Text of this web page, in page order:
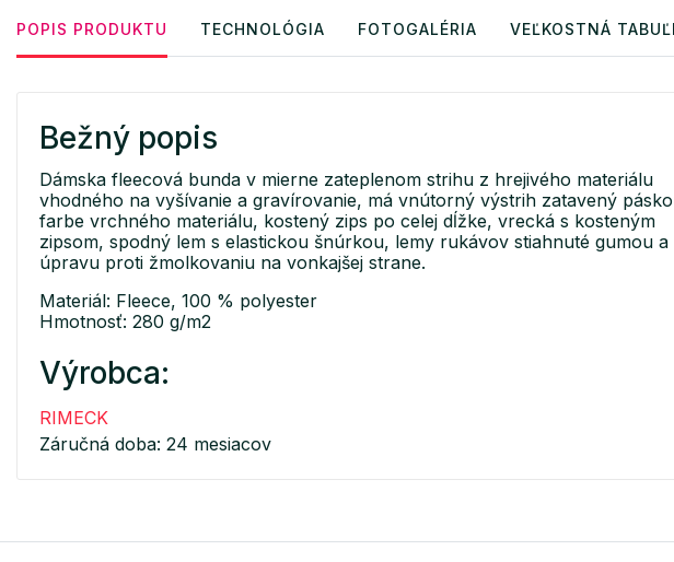
POPIS PRODUKTU TECHNOLÓGIA FOTOGALÉRIA VEĽKOSTNÁ
Bežný popis
Dámska fleecová bunda v mierne zateplenom strihu z hrejivého materiálu
vhodného na vyšívanie a gravírovanie, má vnútorný výstrih zatavený
farbe vrchného materiálu, kostený zips po celej dĺžke, vrecká s kosteným
zipsom, spodný lem s elastickou šnúrkou, lemy rukávov stiahnuté gumou a
úpravu proti žmolkovaniu na vonkajšej strane.
Materiál: Fleece, 100 % polyester
Hmotnosť: 280 g/m2
Výrobca:
RIMECK
Záručná doba: 24 mesiacov